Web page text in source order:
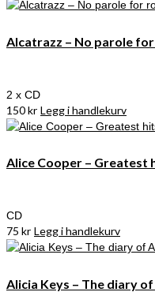
Alcatrazz – No parole for
2 x CD
150kr Legg i handlekurv
Alice Cooper – Greatest
CD
75 kr Legg i handlekurv
Alicia Keys – The diary